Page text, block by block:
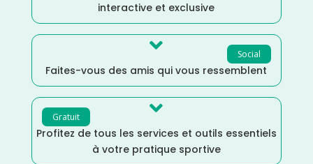
interactive et exclusive
Social

Faites-vous des amis qui vous ressemblent
Gratuit 
Profitez de tous les services et outils essentiels
à votre pratique sportive